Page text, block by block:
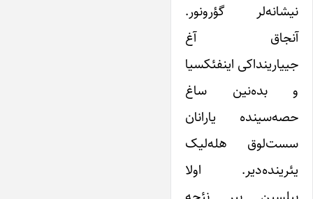
نیشانه‌لر گؤرونور.
آنجاق آغ
جییارینداکی اینفئکسیا
و بده‌نین ساغ
حصه‌سینده یارانان
سست‌لوق هله‌لیک
یئرینده‌دیر. اولا